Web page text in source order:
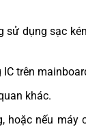
sử dụng sạc
trên
khác.
hoặc nếu